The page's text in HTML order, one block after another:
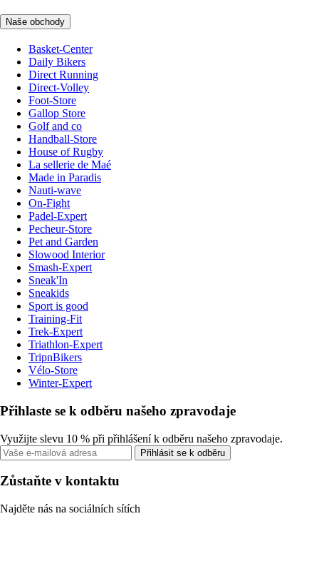
Naše obchody
Basket-Center
Daily Bikers
Direct Running
Direct-Volley
Foot-Store
Gallop Store
Golf and co
Handball-Store
House of Rugby
La sellerie de Maé
Made in Paradis
Nauti-wave
On-Fight
Padel-Expert
Pecheur-Store
Pet and Garden
Slowood Interior
Smash-Expert
Sneak'In
Sneakids
Sport is good
Training-Fit
Trek-Expert
Triathlon-Expert
TripnBikers
Vélo-Store
Winter-Expert
Přihlaste se k odběru našeho zpravodaje
Využijte slevu 10 % při přihlášení k odběru našeho zpravodaje.
Přihlásit se k odběru
Zůstaňte v kontaktu
Najděte nás na sociálních sítích